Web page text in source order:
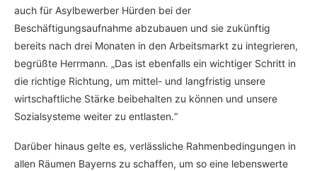
auch für Asylbewerber Hürden bei der
Beschäftigungsaufnahme abzubauen und sie zukünftig
bereits nach drei Monaten in den Arbeitsmarkt zu integrieren,
begrüßte Herrmann. „Das ist ebenfalls ein wichtiger Schritt in
die richtige Richtung, um mittel- und langfristig unsere
wirtschaftliche Stärke beibehalten zu können und unsere
Sozialsysteme weiter zu entlasten.“
Darüber hinaus gelte es, verlässliche Rahmenbedingungen in
allen Räumen Bayerns zu schaffen, um so eine lebenswerte